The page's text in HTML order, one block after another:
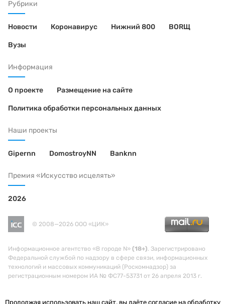
Рубрики
Новости Коронавирус Нижний 800 BORЩ
Вузы
Информация
О проекте Размещение на сайте
Политика обработки персональных данных
Наши проекты
Gipernn DomostroyNN Banknn
Премия «Искусство исцелять»
2026
© 2008—2026 ООО «ЦИК»
Информационное агентство «В городе N» (18+). Зарегистрировано
Федеральной службой по надзору в сфере связи, информационных
технологий и массовых коммуникаций (Роскомнадзор) за
регистрационным номером ИА № ФС77-53731 от 26 апреля 2013 г.
Продолжая использовать наш сайт, вы даёте согласие на обработку